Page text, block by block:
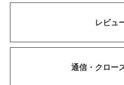
レビュ
通信・ クロー